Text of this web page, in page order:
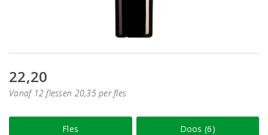
22,20
Vanaf 12 flessen 20,35 per fles
Fles Doos (6)